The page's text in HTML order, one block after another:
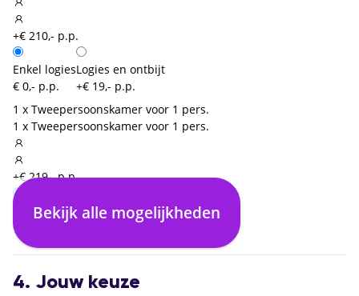
+€ 210,- p.p.
Enkel logies
€ 0,- p.p.
Logies en ontbijt
+€ 19,- p.p.
1 x Tweepersoonskamer voor 1 pers.
1 x Tweepersoonskamer voor 1 pers.
+€ 219,- p.p.
Enkel logies
€ 0,- p.p.
Logies en ontbijt
Bekijk alle mogelijkheden
4. Jouw keuze